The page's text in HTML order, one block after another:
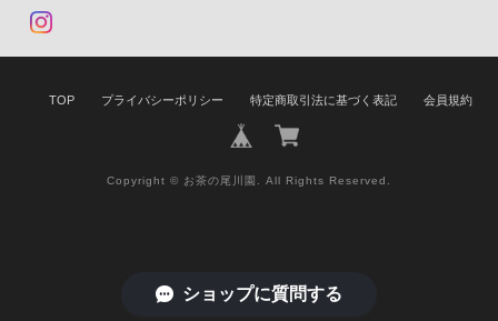
TOP プライバシーポリシー 特定商取引法に基づく表記 会員規約
Copyright © お茶の尾川園. All Rights Reserved.
ショップに質問する